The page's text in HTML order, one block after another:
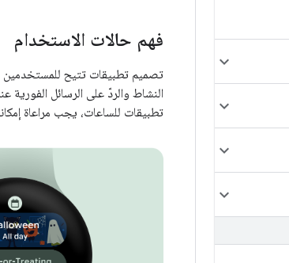
فهم حالات الاستخدام
تصميم تطبيقات تتيح للمستخدمين
النشاط والردّ على الرسائل
تطبيقات للساعات، يجب مراعاة